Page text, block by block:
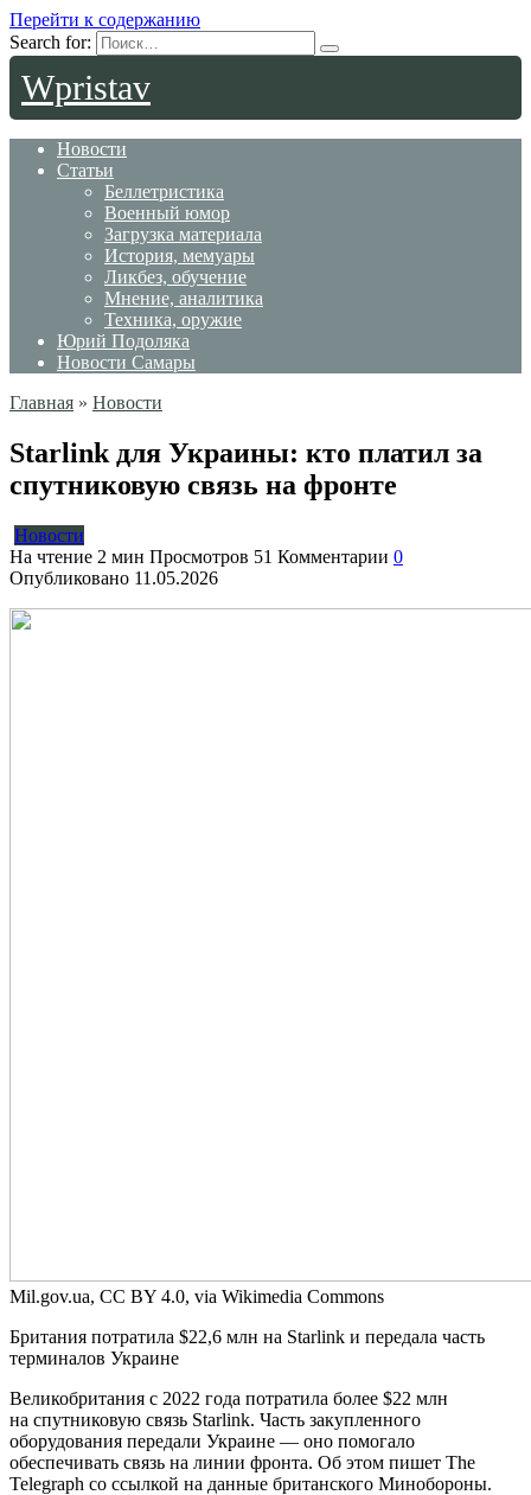
Перейти к содержанию
Search for:
Wpristav
Новости
Статьи
Беллетристика
Военный юмор
Загрузка материала
История, мемуары
Ликбез, обучение
Мнение, аналитика
Техника, оружие
Юрий Подоляка
Новости Самары
Главная » Новости
Starlink для Украины: кто платил за
спутниковую связь на фронте
Новости
На чтение 2 мин Просмотров 51 Комментарии 0
Опубликовано 11.05.2026
Mil.gov.ua, CC BY 4.0, via Wikimedia Commons
Британия потратила $22,6 млн на Starlink и передала часть
терминалов Украине
Великобритания с 2022 года потратила более $22 млн
на спутниковую связь Starlink. Часть закупленного
оборудования передали Украине — оно помогало
обеспечивать связь на линии фронта. Об этом пишет The
Telegraph со ссылкой на данные британского Минобороны.